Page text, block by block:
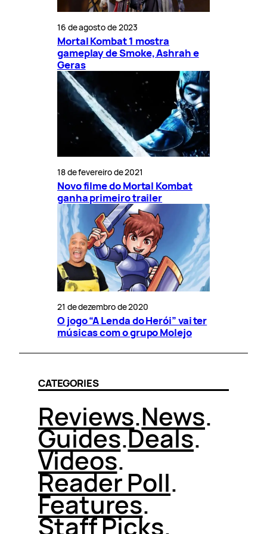
16 de agosto de 2023
Mortal Kombat 1 mostra
gameplay de Smoke, Ashrah e
Geras
18 de fevereiro de 2021
Novo filme do Mortal Kombat
ganha primeiro trailer
21 de dezembro de 2020
O jogo “A Lenda do Herói” vai ter
músicas com o grupo Molejo
CATEGORIES
Reviews.News.
Guides.Deals.
Videos.
Reader Poll.
Features.
Staff Picks.